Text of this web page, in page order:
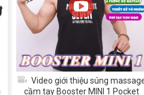
Video giới thiệu súng
cầm tay Booster MINI 1 Pocket